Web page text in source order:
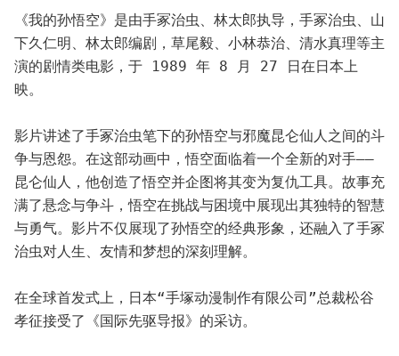
《我的孙悟空》是由手冢治虫、林太郎执导，手冢治虫、山
下久仁明、林太郎编剧，草尾毅、小林恭治、清水真理等主
演的剧情类电影，于 1989 年 8 月 27 日在日本上
映。
影片讲述了手冢治虫笔下的孙悟空与邪魔昆仑仙人之间的斗
争与恩怨。在这部动画中，悟空面临着一个全新的对手——
昆仑仙人，他创造了悟空并企图将其变为复仇工具。故事充
满了悬念与争斗，悟空在挑战与困境中展现出其独特的智慧
与勇气。影片不仅展现了孙悟空的经典形象，还融入了手冢
治虫对人生、友情和梦想的深刻理解。
在全球首发式上，日本“手塚动漫制作有限公司”总裁松谷
孝征接受了《国际先驱导报》的采访。